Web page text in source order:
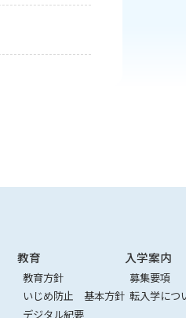
教育
教育方針
いじめ防止 基本方針
デジタル紀要
入学案内
募集要項
転入学につ